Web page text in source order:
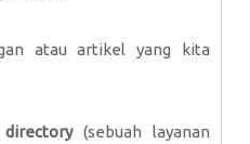
atau artikel yang kita
(sebuah layanan